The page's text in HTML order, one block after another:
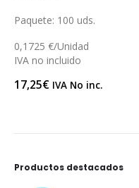
Paquete: 100 uds.
0,1725 €/Unidad
IVA no incluido
17,25€ IVA No inc.
Productos destacados